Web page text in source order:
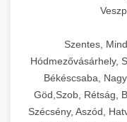
Szentes,
Hódmezővásárhely,
Békéscsaba,
Göd,Szob, Rétság,
Szécsény, Aszód,